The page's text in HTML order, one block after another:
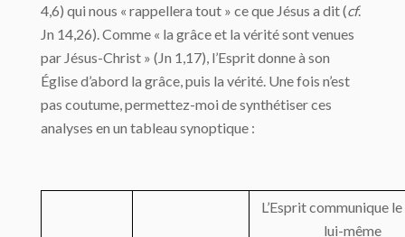
4,6) qui nous « rappellera tout » ce que Jésus a dit (cf.
Jn 14,26). Comme « la grâce et la vérité sont venues
par Jésus-Christ » (Jn 1,17), l’Esprit donne à son
Église d’abord la grâce, puis la vérité. Une fois n’est
pas coutume, permettez-moi de synthétiser ces
analyses en un tableau synoptique :
L’Esprit communique
lui-même